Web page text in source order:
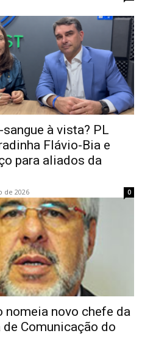
sangue à vista? PL
Flávio-Bia e
para aliados da
de 2026 0
nomeia novo chefe da
Comunicação do